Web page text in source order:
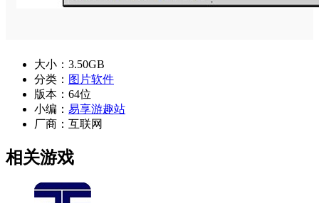
大小： 3.50GB
分类： 图片软件
版本： 64位
小编： 易享游趣站
厂商： 互联网
相关游戏